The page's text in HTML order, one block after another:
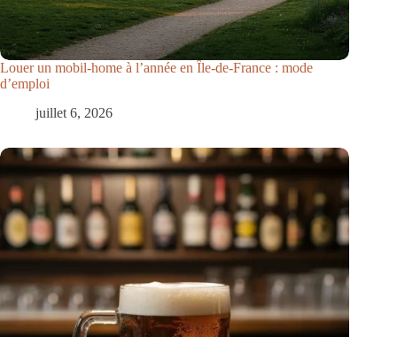
Louer un mobil-home à l’année en Île-de-France : mode
d’emploi
juillet 6, 2026